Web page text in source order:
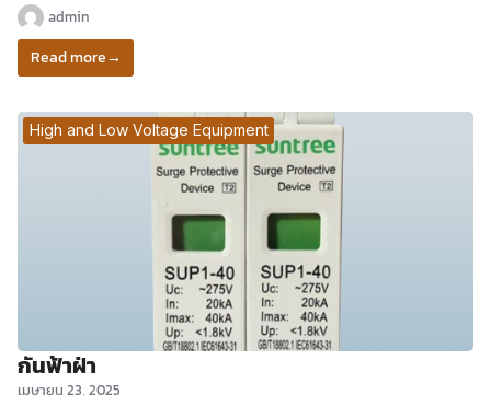
admin
Read more→
High and Low Voltage Equipment
กันฟ้าฝ่า
เมษายน 23, 2025